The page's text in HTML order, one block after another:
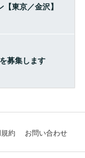
東京／金沢】
募集します
約 お問い合わせ